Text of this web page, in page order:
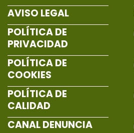
AVISO LEGAL
POLÍTICA DE
PRIVACIDAD
POLÍTICA DE
COOKIES
POLÍTICA DE
CALIDAD
CANAL DENUNCIA